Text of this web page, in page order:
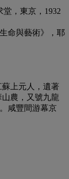
，東京，1932
命與藝術》，耶
上元人，遺著
山農，又號九龍
咸豐間游幕京